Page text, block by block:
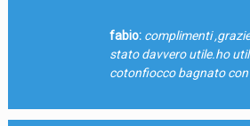
fabio: complimenti
stato davvero utile.ho
cotonfiocco bagnato